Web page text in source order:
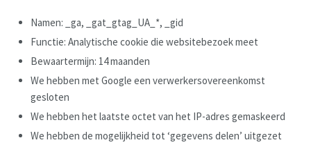
Namen: _ga, _gat_gtag_UA_*, _gid
Functie: Analytische cookie die websitebezoek meet
Bewaartermijn: 14 maanden
We hebben met Google een verwerkersovereenkomst
gesloten
We hebben het laatste octet van het IP-adres gemaskeerd
We hebben de mogelijkheid tot ‘gegevens delen’ uitgezet